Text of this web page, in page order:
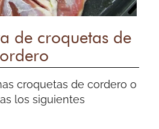
de croquetas de
croquetas de cordero o
los siguientes